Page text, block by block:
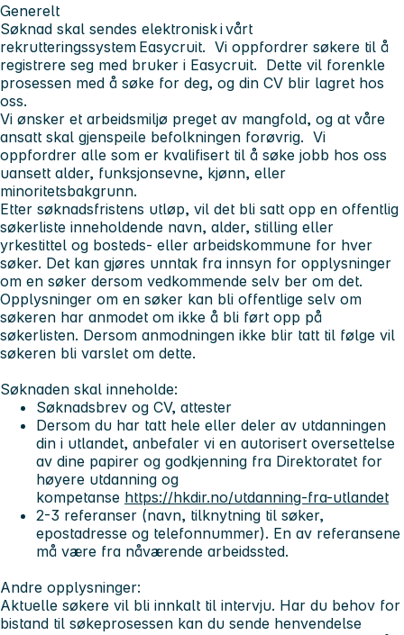
Generelt
Søknad skal sendes elektronisk i vårt
rekrutteringssystem Easycruit. Vi oppfordrer søkere til å
registrere seg med bruker i Easycruit. Dette vil forenkle
prosessen med å søke for deg, og din CV blir lagret hos
oss.
Vi ønsker et arbeidsmiljø preget av mangfold, og at våre
ansatt skal gjenspeile befolkningen forøvrig. Vi
oppfordrer alle som er kvalifisert til å søke jobb hos oss
uansett alder, funksjonsevne, kjønn, eller
minoritetsbakgrunn.
Etter søknadsfristens utløp, vil det bli satt opp en offentlig
søkerliste inneholdende navn, alder, stilling eller
yrkestittel og bosteds- eller arbeidskommune for hver
søker. Det kan gjøres unntak fra innsyn for opplysninger
om en søker dersom vedkommende selv ber om det.
Opplysninger om en søker kan bli offentlige selv om
søkeren har anmodet om ikke å bli ført opp på
søkerlisten. Dersom anmodningen ikke blir tatt til følge vil
søkeren bli varslet om dette.
Søknaden skal inneholde:
Søknadsbrev og CV, attester
Dersom du har tatt hele eller deler av utdanningen
din i utlandet, anbefaler vi en autorisert oversettelse
av dine papirer og godkjenning fra Direktoratet for
høyere utdanning og
kompetanse https://hkdir.no/utdanning-fra-utlandet
2-3 referanser (navn, tilknytning til søker,
epostadresse og telefonnummer). En av referansene
må være fra nåværende arbeidssted.
Andre opplysninger:
Aktuelle søkere vil bli innkalt til intervju. Har du behov for
bistand til søkeprosessen kan du sende henvendelse